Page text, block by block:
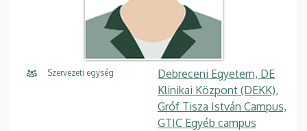
Szervezeti egység
Debreceni Egyetem, DE
Klinikai Központ (DEKK),
Gróf Tisza István Campus,
GTIC Egyéb campus